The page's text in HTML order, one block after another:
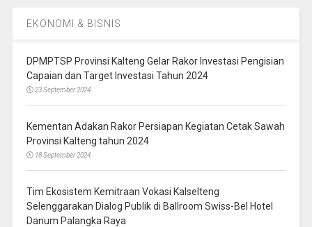
EKONOMI & BISNIS
DPMPTSP Provinsi Kalteng Gelar Rakor Investasi Pengisian
Capaian dan Target Investasi Tahun 2024
23 September 2024
Kementan Adakan Rakor Persiapan Kegiatan Cetak Sawah
Provinsi Kalteng tahun 2024
18 September 2024
Tim Ekosistem Kemitraan Vokasi Kalselteng
Selenggarakan Dialog Publik di Ballroom Swiss-Bel Hotel
Danum Palangka Raya